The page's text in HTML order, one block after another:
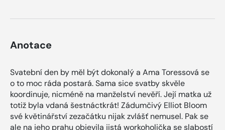
Anotace
Svatební den by měl být dokonalý a Ama Toressová se
o to moc ráda postará. Sama sice svatby skvěle
koordinuje, nicméně na manželství nevěří. Její matka už
totiž byla vdaná šestnáctkrát! Zádumčivý Elliot Bloom
své květinářství zezačátku nijak zvlášť nemusel. Pak se
ale na jeho prahu objevila jistá workoholička se slabostí